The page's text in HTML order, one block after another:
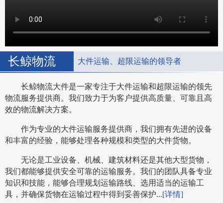
长鲸物流 大件运输、超限运输的领导者
长鲸物流大件是一家专注于大件运输和超限运输的领先
物流服务提供商。我们致力于为客户提供高质量、可靠且高
效的物流解决方案。
作为专业的大件运输服务提供商，我们拥有先进的设备
和丰富的经验，能够处理各种规模和类型的大件货物。
无论是工业设备、机械、建筑材料还是其他大型货物，
我们都能够提供安全可靠的运输服务。我们的团队具备专业
知识和技能，能够合理规划运输路线、选用适当的运输工
具，并确保货物在运输过程中得到妥善保护...[详情]